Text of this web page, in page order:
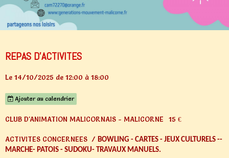
REPAS D'ACTIVITES
Le 14/10/2025 de 12:00 à 18:00
Ajouter au calendrier
CLUB D'ANIMATION MALICORNAIS - MALICORNE 15 €
ACTIVITES CONCERNEES / BOWLING - CARTES - JEUX CULTURELS --
MARCHE- PATOIS - SUDOKU- TRAVAUX MANUELS.